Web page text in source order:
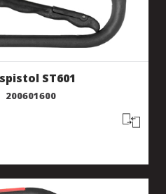
ST601
200601600